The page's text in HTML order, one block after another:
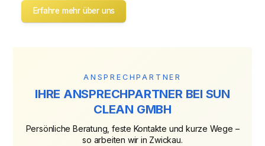
Erfahre mehr über uns
ANSPRECHPARTNER
IHRE ANSPRECHPARTNER BEI SUN
CLEAN GMBH
Persönliche Beratung, feste Kontakte und kurze Wege –
so arbeiten wir in Zwickau.